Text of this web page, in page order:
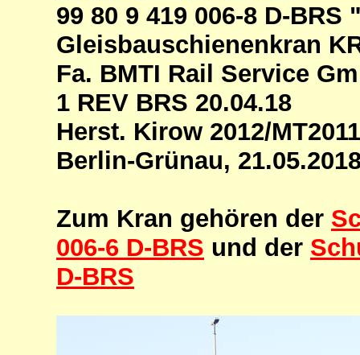
99 80 9 419 006-8 D-BRS
Gleisbauschienenkran
Fa. BMTI Rail Service
1 REV BRS 20.04.18
Herst. Kirow 2012/
Berlin-Grünau,
Zum Kran gehören der
006-6 D-BRS und der
D-BRS